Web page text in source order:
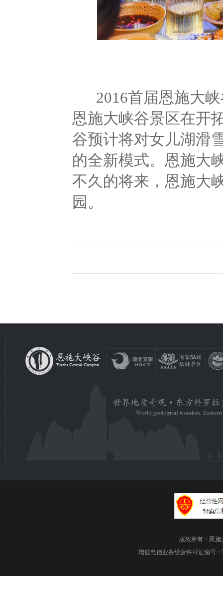
2016首届恩施大峡
恩施大峡谷景区在开
谷预计将对女儿湖滑
的全新模式。恩施大
不久的将来，恩施大
园。
版权所有：恩施
增值电信业务经营许可证编号：